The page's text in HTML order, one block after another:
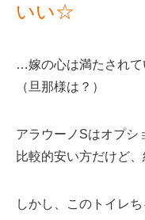
いい☆
…嫁の心は満たされて
（旦那様は？）
アラウーノSはオプシ
比較的安い方だけど
しかし、このトイレ